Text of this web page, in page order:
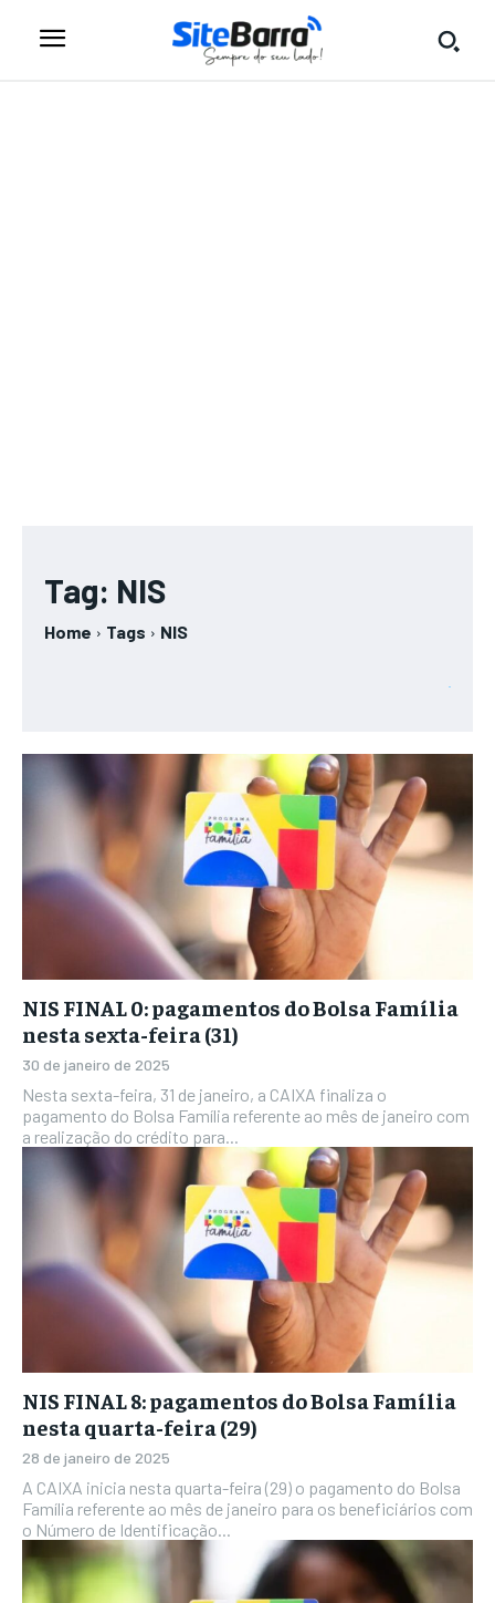
Tag: NIS
Home Tags NIS
NIS FINAL 0: pagamentos do Bolsa Família
nesta sexta-feira (31)
30 de janeiro de 2025
Nesta sexta-feira, 31 de janeiro, a CAIXA finaliza o
pagamento do Bolsa Família referente ao mês de janeiro com
a realização do crédito para...
NIS FINAL 8: pagamentos do Bolsa Família
nesta quarta-feira (29)
28 de janeiro de 2025
A CAIXA inicia nesta quarta-feira (29) o pagamento do Bolsa
Família referente ao mês de janeiro para os beneficiários com
o Número de Identificação...